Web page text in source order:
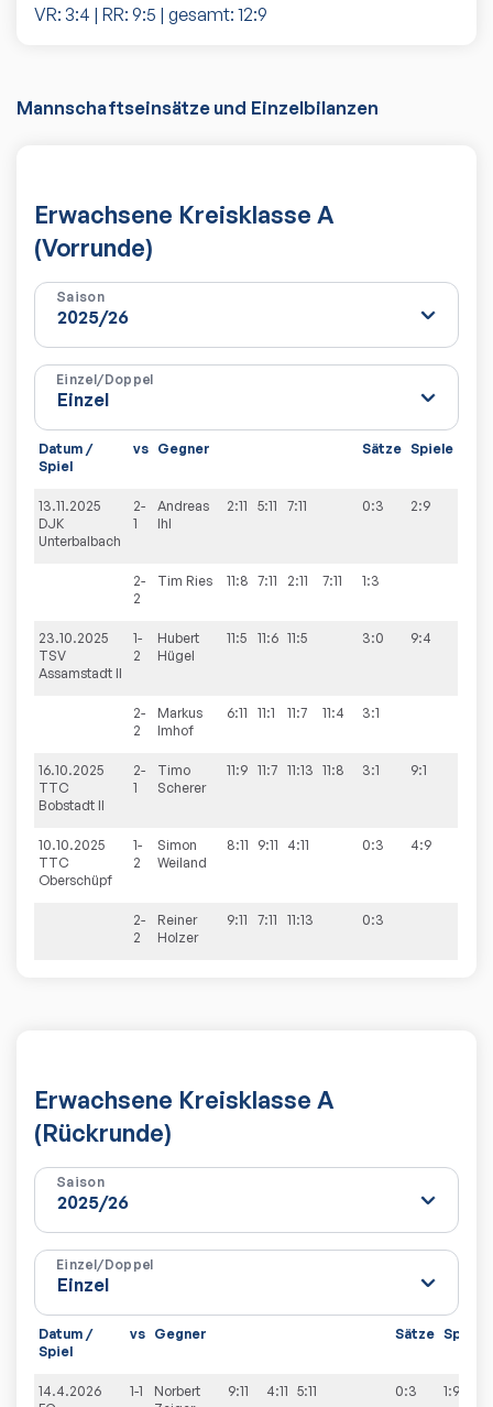
VR: 3:4 | RR: 9:5 | gesamt: 12:9
Mannschaftseinsätze und Einzelbilanzen
Erwachsene Kreisklasse A
(Vorrunde)
Saison
Einzel/Doppel
Datum /
Spiel
vs Gegner Sätze Spiele
13.11.2025
DJK
Unterbalbach
2-
1
Andreas
Ihl
2:11 5:11 7:11 0:3 2:9
2-
2
Tim Ries 11:8 7:11 2:11 7:11 1:3
23.10.2025
TSV
Assamstadt II
1-
2
Hubert
Hügel
11:5 11:6 11:5 3:0 9:4
2-
2
Markus
Imhof
6:11 11:1 11:7 11:4 3:1
16.10.2025
TTC
Bobstadt II
2-
1
Timo
Scherer
11:9 11:7 11:13 11:8 3:1 9:1
10.10.2025
TTC
Oberschüpf
1-
2
Simon
Weiland
8:11 9:11 4:11 0:3 4:9
2-
2
Reiner
Holzer
9:11 7:11 11:13 0:3
Erwachsene Kreisklasse A
(Rückrunde)
Saison
Einzel/Doppel
Datum /
Spiel
vs Gegner Sätze Spiele
14.4.2026
1-1
Norbert
9:11 4:11 5:11 0:3 1:9